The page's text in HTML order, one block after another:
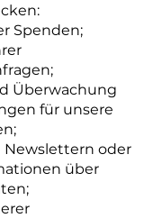
Spenden;
Überwachung
für unsere
Newslettern oder
über